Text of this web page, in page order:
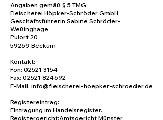
Angaben gemäß § 5 TMG:
Fleischerei Höpker-Schröder GmbH
Geschäftsführerin Sabine Schröder-
Weßinghage
Pulort 20
59269 Beckum
Kontakt:
Fon: 02521 3154
Fax: 02521 824692
E-Mail: info@fleischerei-hoepker-schroeder.de
Registereintrag:
Eintragung im Handelsregister.
Registergericht:Amtsgericht Münster